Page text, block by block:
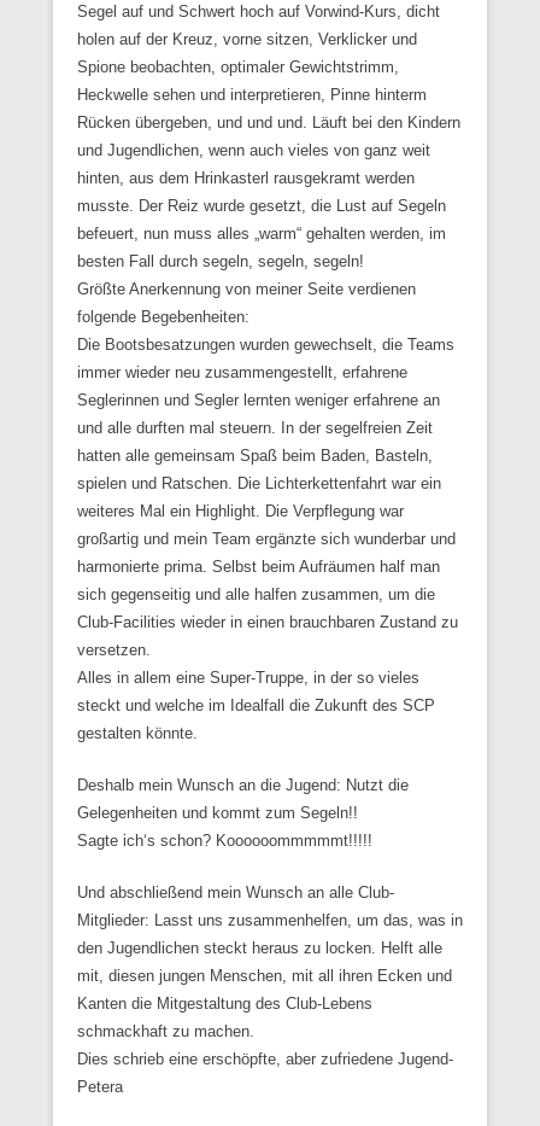
Segel auf und Schwert hoch auf Vorwind-Kurs, dicht
holen auf der Kreuz, vorne sitzen, Verklicker und
Spione beobachten, optimaler Gewichtstrimm,
Heckwelle sehen und interpretieren, Pinne hinterm
Rücken übergeben, und und und. Läuft bei den Kindern
und Jugendlichen, wenn auch vieles von ganz weit
hinten, aus dem Hrinkasterl rausgekramt werden
musste. Der Reiz wurde gesetzt, die Lust auf Segeln
befeuert, nun muss alles „warm“ gehalten werden, im
besten Fall durch segeln, segeln, segeln!
Größte Anerkennung von meiner Seite verdienen
folgende Begebenheiten:
Die Bootsbesatzungen wurden gewechselt, die Teams
immer wieder neu zusammengestellt, erfahrene
Seglerinnen und Segler lernten weniger erfahrene an
und alle durften mal steuern. In der segelfreien Zeit
hatten alle gemeinsam Spaß beim Baden, Basteln,
spielen und Ratschen. Die Lichterkettenfahrt war ein
weiteres Mal ein Highlight. Die Verpflegung war
großartig und mein Team ergänzte sich wunderbar und
harmonierte prima. Selbst beim Aufräumen half man
sich gegenseitig und alle halfen zusammen, um die
Club-Facilities wieder in einen brauchbaren Zustand zu
versetzen.
Alles in allem eine Super-Truppe, in der so vieles
steckt und welche im Idealfall die Zukunft des SCP
gestalten könnte.
Deshalb mein Wunsch an die Jugend: Nutzt die
Gelegenheiten und kommt zum Segeln!!
Sagte ich‘s schon? Koooooommmmmt!!!!!
Und abschließend mein Wunsch an alle Club-
Mitglieder: Lasst uns zusammenhelfen, um das, was in
den Jugendlichen steckt heraus zu locken. Helft alle
mit, diesen jungen Menschen, mit all ihren Ecken und
Kanten die Mitgestaltung des Club-Lebens
schmackhaft zu machen.
Dies schrieb eine erschöpfte, aber zufriedene Jugend-
Petera